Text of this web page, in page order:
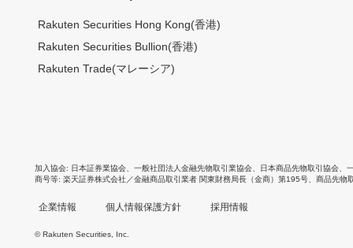
Rakuten Securities Hong Kong(香港)
Rakuten Securities Bullion(香港)
Rakuten Trade(マレーシア)
加入協会 日本証券業協会 一般社団法人金融先物取引業協会 日本商品先物取引協会
商号等 楽天証券株式会社／金融商品取引業者 関東財務局長（金商）第195号、商品先物
企業情報 個人情報保護方針 採用情報
© Rakuten Securities, Inc.